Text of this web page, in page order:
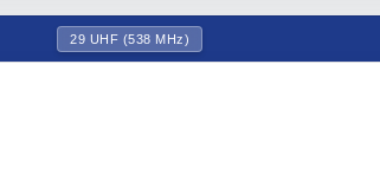
29 UHF (538 MHz)